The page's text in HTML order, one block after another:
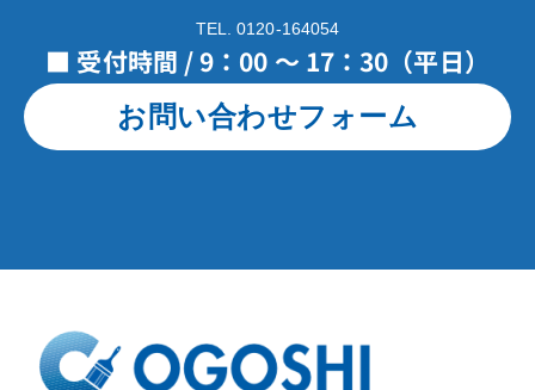
TEL. 0120-164054
■ 受付時間 / 9：00 ～ 17：30（平日）
お問い合わせフォーム